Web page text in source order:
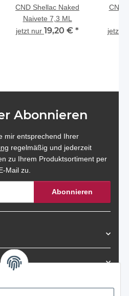
CND Shellac Naked
Naivete 7,3 ML
jetzt nur 19,20 € *
CND
jetzt
Abonnieren
mir entsprechend Ihrer
regelmäßig und jederzeit
zu Ihrem Produktsortiment per
Mail zu.
Abonnieren